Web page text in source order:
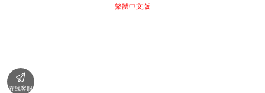
繁體中文版

在线客服